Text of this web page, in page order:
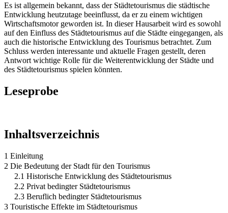
Es ist allgemein bekannt, dass der Städtetourismus die städtische
Entwicklung heutzutage beeinflusst, da er zu einem wichtigen
Wirtschaftsmotor geworden ist. In dieser Hausarbeit wird es sowohl
auf den Einfluss des Städtetourismus auf die Städte eingegangen, als
auch die historische Entwicklung des Tourismus betrachtet. Zum
Schluss werden interessante und aktuelle Fragen gestellt, deren
Antwort wichtige Rolle für die Weiterentwicklung der Städte und
des Städtetourismus spielen könnten.
Leseprobe
Inhaltsverzeichnis
1 Einleitung
2 Die Bedeutung der Stadt für den Tourismus
2.1 Historische Entwicklung des Städtetourismus
2.2 Privat bedingter Städtetourismus
2.3 Beruflich bedingter Städtetourismus
3 Touristische Effekte im Städtetourismus